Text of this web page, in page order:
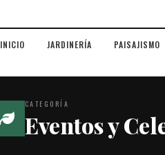
INICIO JARDINERÍA PAISAJISMO
CATEGORÍA
Eventos y